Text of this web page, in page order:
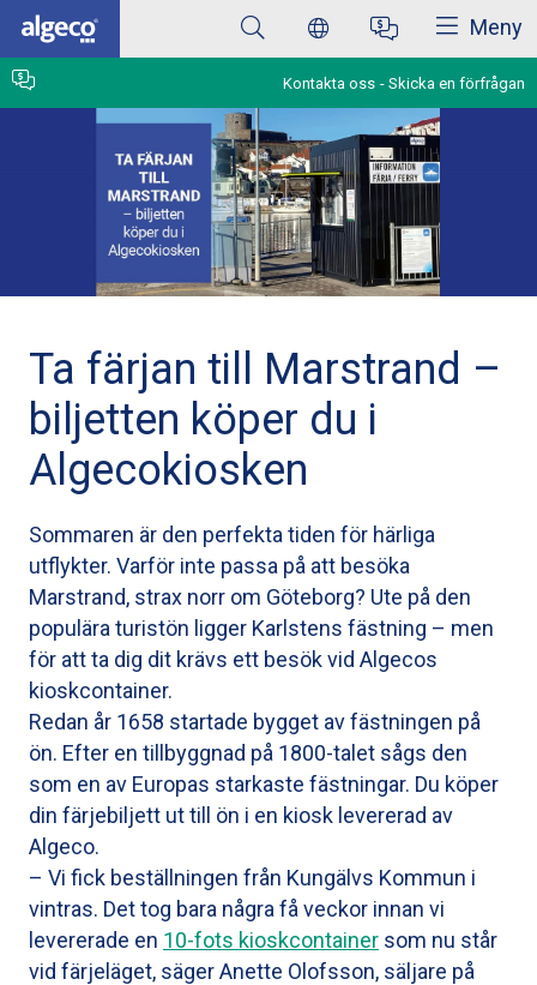
Hoppa
huvudinnehåll
Meny
Kontakta oss Skicka en förfrågan
Ta färjan till Marstrand –
biljetten köper du i
Algecokiosken
Sommaren är den perfekta tiden för härliga
utflykter. Varför inte passa på att besöka
Marstrand, strax norr om Göteborg? Ute på den
populära turistön ligger Karlstens fästning – men
för att ta dig dit krävs ett besök vid Algecos
kioskcontainer.
Redan år 1658 startade bygget av fästningen på
ön. Efter en tillbyggnad på 1800-talet sågs den
som en av Europas starkaste fästningar. Du köper
din färjebiljett ut till ön i en kiosk levererad av
Algeco.
– Vi fick beställningen från Kungälvs Kommun i
vintras. Det tog bara några få veckor innan vi
levererade en 10-fots kioskcontainer som nu står
vid färjeläget, säger Anette Olofsson, säljare på